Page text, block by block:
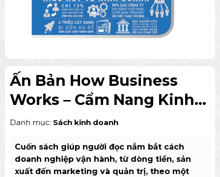
Ấn Bản How Business
Works – Cẩm Nang Kinh
Doanh Trực Quan
Danh mục: Sách kinh doanh
Cuốn sách giúp người đọc nắm bắt cách
doanh nghiệp vận hành, từ dòng tiền, sản
xuất đến marketing và quản trị, theo một